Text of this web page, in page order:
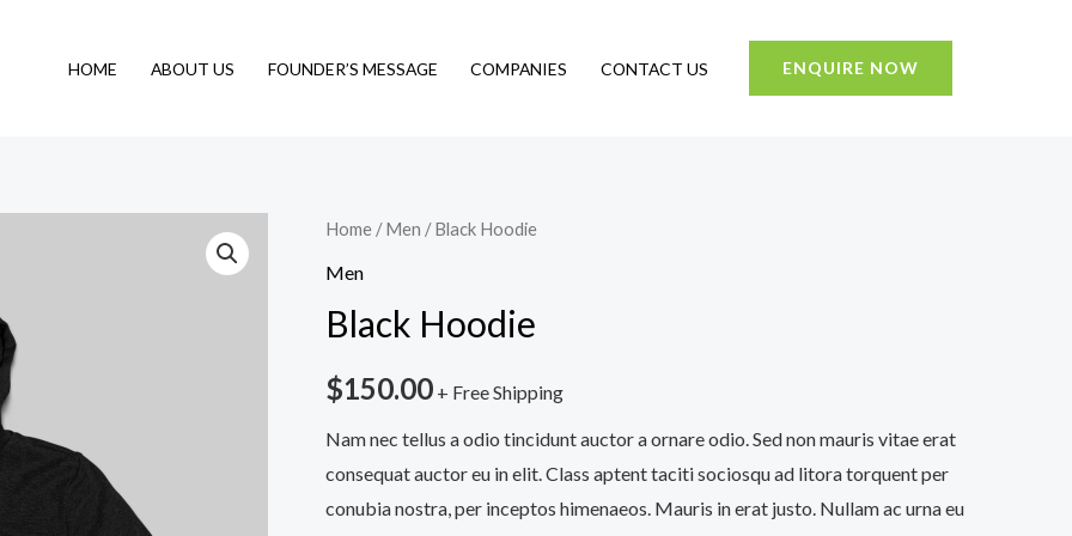
HOME ABOUT US FOUNDER’S MESSAGE COMPANIES CONTACT US ENQUIRE NOW
Home /Men / Black Hoodie
Men
Black Hoodie
$150.00 + Free Shipping
Nam nec tellus a odio tincidunt auctor a ornare odio. Sed non mauris vitae erat
consequat auctor eu in elit. Class aptent taciti sociosqu ad litora torquent per
conubia nostra, per inceptos himenaeos. Mauris in erat justo. Nullam ac urna eu
Black
Hoodie